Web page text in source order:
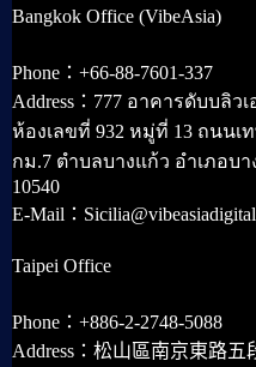
Bangkok Office (VibeAsia)
Phone：+66-88-7601-337
Address：777 อาคารดับบลิว
ห้องเลขที่ 932 หมู่ที่ 13 ถนนเ
กม.7 ตำบลบางแก้ว อำเภอบ
10540
E-Mail：
Taipei Office
Phone：+886-2-2748-5088
Address：松山區南京東路五